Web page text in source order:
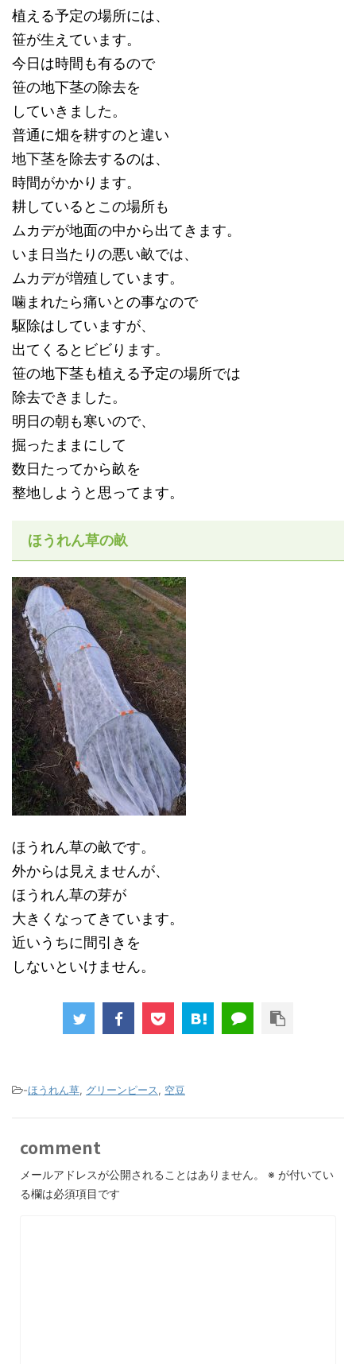
植える予定の場所には、
笹が生えています。
今日は時間も有るので
笹の地下茎の除去を
していきました。
普通に畑を耕すのと違い
地下茎を除去するのは、
時間がかかります。
耕しているとこの場所も
ムカデが地面の中から出てきます。
いま日当たりの悪い畝では、
ムカデが増殖しています。
噛まれたら痛いとの事なので
駆除はしていますが、
出てくるとビビります。
笹の地下茎も植える予定の場所では
除去できました。
明日の朝も寒いので、
掘ったままにして
数日たってから畝を
整地しようと思ってます。
ほうれん草の畝
ほうれん草の畝です。
外からは見えませんが、
ほうれん草の芽が
大きくなってきています。
近いうちに間引きを
しないといけません。
-ほうれん草, グリーンピース, 空豆
comment
メールアドレスが公開されることはありません。 ※ が付いてい
る欄は必須項目です